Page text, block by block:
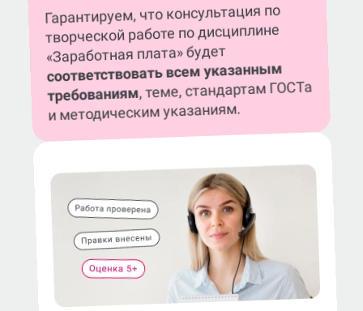
Гарантируем, что консультация по
творческой работе по дисциплине
«Заработная плата» будет
соответствовать всем указанным
требованиям, теме, стандартам ГОСТа
и методическим указаниям.